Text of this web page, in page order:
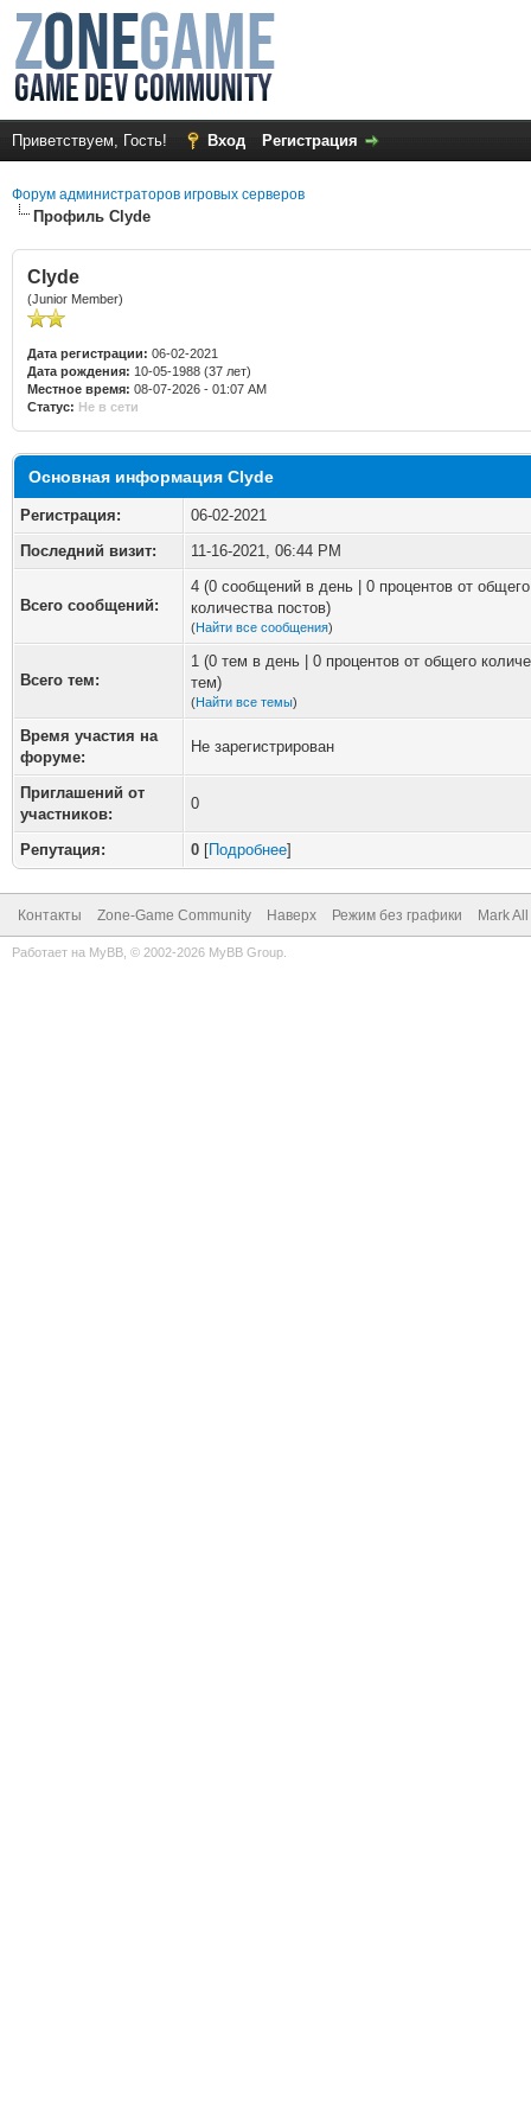
Приветствуем, Гость! Вход Регистрация
Форум администраторов игровых серверов
Профиль Clyde
Clyde
(Junior Member)
Дата регистрации: 06-02-2021
Дата рождения: 10-05-1988 (37 лет)
Местное время: 08-07-2026 - 01:07 AM
Статус: Не в сети
Основная информация Clyde
Регистрация:
06-02-2021
Последний визит:
11-16-2021, 06:44 PM
Всего сообщений:
4 (0 сообщений в день | 0 процентов от общего
количества постов)
(Найти все сообщения)
Всего тем:
1 (0 тем в день | 0 процентов от общего
тем)
(Найти все темы)
Время участия на
форуме:
Не зарегистрирован
Приглашений от
участников:
0
Репутация: 0 [Подробнее]
Контакты Zone-Game Community Наверх Режим без графики Mark
Работает на MyBB , © 2002-2026 MyBB Group